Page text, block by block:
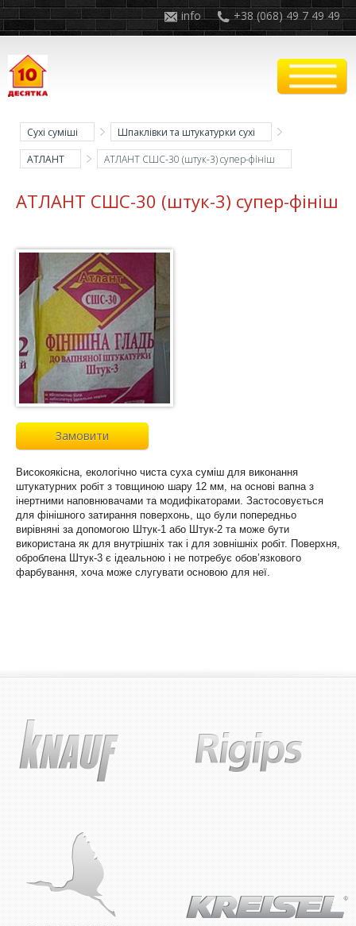
+38 (068) 49 7 49 49
info
Сухі суміші
Шпаклівки та штукатурки сухі
АТЛАНТ
АТЛАНТ СШС-30 (штук-3) супер-фініш
АТЛАНТ СШС-30 (штук-3) супер-фініш
Замовити
Високоякісна, екологічно чиста суха суміш для виконання
штукатурних робіт з товщиною шару 12 мм, на основі вапна з
інертними наповнювачами та модифікаторами. Застосовується
для фінішного затирання поверхонь, що були попередньо
вирівняні за допомогою Штук-1 або Штук-2 та може бути
використана як для внутрішніх так і для зовнішніх робіт. Поверхня,
оброблена Штук-3 є ідеальною і не потребує обов’язкового
фарбування, хоча може слугувати основою для неї.